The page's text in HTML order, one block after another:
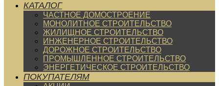
КАТАЛОГ
ЧАСТНОЕ ДОМОСТРОЕНИЕ
МОНОЛИТНОЕ СТРОИТЕЛЬСТВО
ЖИЛИЩНОЕ СТРОИТЕЛЬСТВО
ИНЖЕНЕРНОЕ СТРОИТЕЛЬСТВО
ДОРОЖНОЕ СТРОИТЕЛЬСТВО
ПРОМЫШЛЕННОЕ СТРОИТЕЛЬСТВО
ЭНЕРГЕТИЧЕСКОЕ СТРОИТЕЛЬСТВО
ПОКУПАТЕЛЯМ